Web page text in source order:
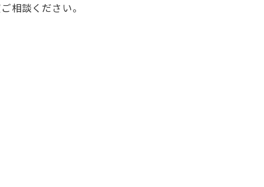
相談ください。